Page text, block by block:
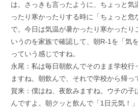
は。さっきも言ったように、ちょっと気
ったり寒かったりする時に「ちょっと危
で。今日は気温が暑かったり寒かったり
いうのを家族で確認して、朝R-1を「気
っていう感じですね。
永尾：私は毎日朝飲んでそのまま学校行
ますね。朝飲んで、それで学校から帰っ
賀来：僕はね、夜飲みますね。ウチの子
んですよ。朝クッと飲んで「1日元気！